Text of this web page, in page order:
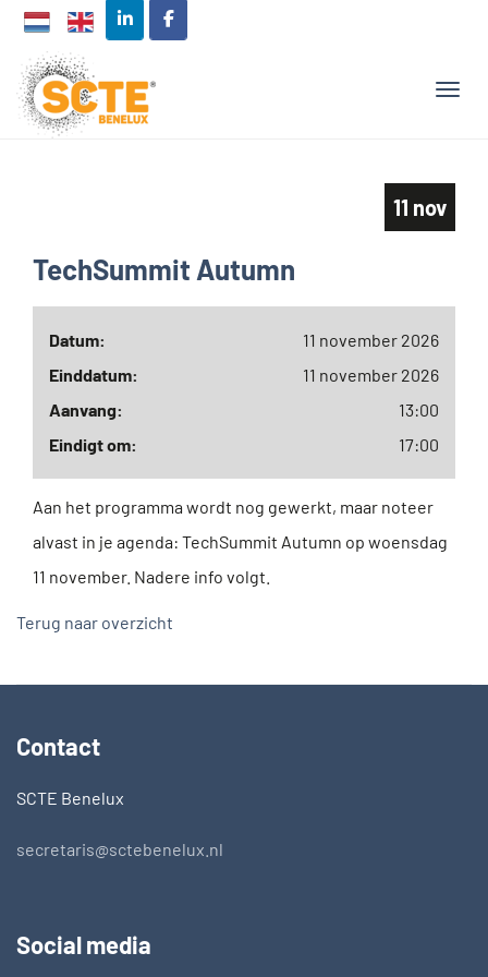
11 nov
TechSummit Autumn
Datum:
11 november 2026
Einddatum:
11 november 2026
Aanvang:
13:00
Eindigt om:
17:00
Aan het programma wordt nog gewerkt, maar noteer
alvast in je agenda: TechSummit Autumn op woensdag
11 november. Nadere info volgt.
Terug naar overzicht
Contact
SCTE Benelux
secretaris@sctebenelux.nl
Social media